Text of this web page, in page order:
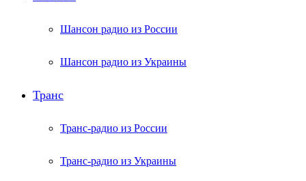
Шансон радио из России
Шансон радио из Украины
Транс
Транс-радио из России
Транс-радио из Украины